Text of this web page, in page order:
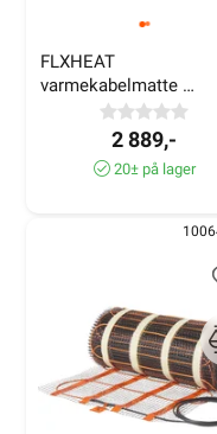
FLXHEAT
varmekabelmatte
150W/m² 3,0m² 450W
2 889,-
20± på lager